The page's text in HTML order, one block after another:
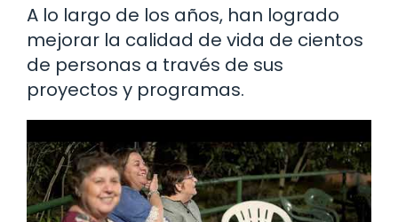
A lo largo de los años, han logrado
mejorar la calidad de vida de cientos
de personas a través de sus
proyectos y programas.